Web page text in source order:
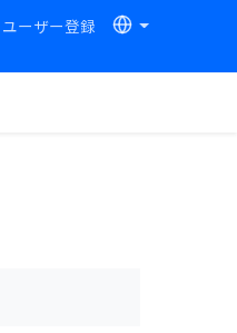
ユーザー登録